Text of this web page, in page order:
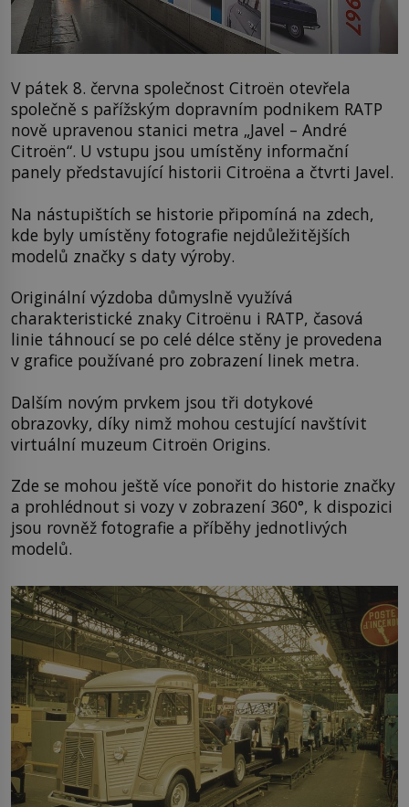
V pátek 8. června společnost Citroën otevřela
společně s pařížským dopravním podnikem RATP
nově upravenou stanici metra „Javel – André
Citroën“. U vstupu jsou umístěny informační
panely představující historii Citroëna a čtvrti Javel.
Na nástupištích se historie připomíná na zdech,
kde byly umístěny fotografie nejdůležitějších
modelů značky s daty výroby.
Originální výzdoba důmyslně využívá
charakteristické znaky Citroënu i RATP, časová
linie táhnoucí se po celé délce stěny je provedena
v grafice používané pro zobrazení linek metra.
Dalším novým prvkem jsou tři dotykové
obrazovky, díky nimž mohou cestující navštívit
virtuální muzeum Citroën Origins.
Zde se mohou ještě více ponořit do historie značky
a prohlédnout si vozy v zobrazení 360°, k dispozici
jsou rovněž fotografie a příběhy jednotlivých
modelů.